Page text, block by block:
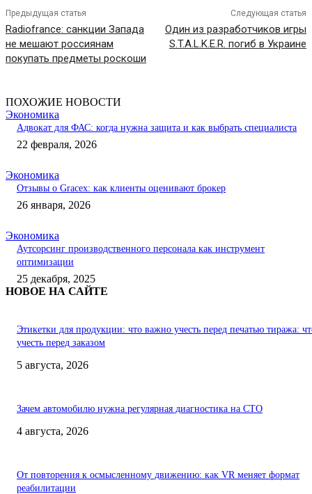
Предыдущая статья
Radiofrance: санкции Запада
не мешают россиянам
покупать предметы роскоши
Следующая статья
Один из разработчиков игры
S.T.A.L.K.E.R. погиб в Украине
ПОХОЖИЕ НОВОСТИ
Экономика
Адвокат для ФАС: когда нужна защита и как выбрать специалиста
22 февраля, 2026
Экономика
Отзывы о Gracex: как клиенты оценивают брокер
26 января, 2026
Экономика
Аутсорсинг производственного персонала как инструмент
оптимизации
25 декабря, 2025
НОВОЕ НА САЙТЕ
Этикетки для продукции: что важно учесть перед печатью тиража:
учесть перед заказом
5 августа, 2026
Зачем автомобилю нужна регулярная диагностика на СТО
4 августа, 2026
От повторения к осмысленному движению: как VR меняет формат
реабилитации